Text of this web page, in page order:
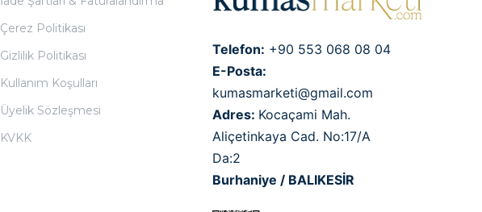
Çerez Politikası
Gizlilik Politikası
Kullanım Koşulları
Üyelik Sözleşmesi
KVKK
Telefon: +90 553 068 08 04
E-Posta:
kumasmarketi@gmail.com
Adres: Kocaçami Mah.
Aliçetinkaya Cad. No:17/A
Da:2
Burhaniye / BALIKESİR